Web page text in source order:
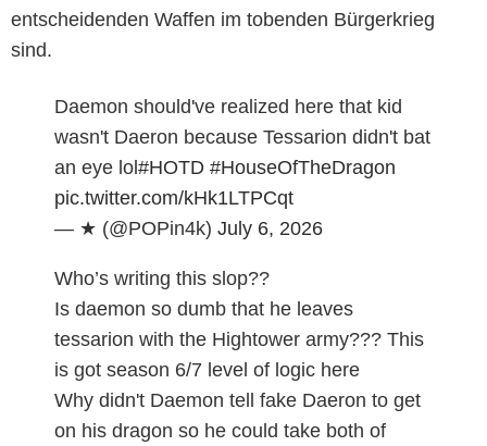
entscheidenden Waffen im tobenden Bürgerkrieg
sind.
Daemon should've realized here that kid
wasn't Daeron because Tessarion didn't bat
an eye lol#HOTD #HouseOfTheDragon
pic.twitter.com/kHk1LTPCqt
— ★ (@POPin4k) July 6, 2026
Who’s writing this slop??
Is daemon so dumb that he leaves
tessarion with the Hightower army??? This
is got season 6/7 level of logic here
Why didn't Daemon tell fake Daeron to get
on his dragon so he could take both of